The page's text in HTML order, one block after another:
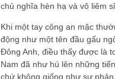
chủ nghĩa hèn hạ và vô liêm
Khi một tay công an mặc
động như một tên đầu gấu
Đông Anh, điều thấy được là
Nam đã như hú lên những
chứ không giống như sự